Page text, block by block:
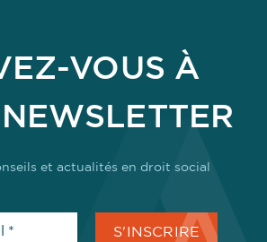
VOUS À
et actualités en droit social